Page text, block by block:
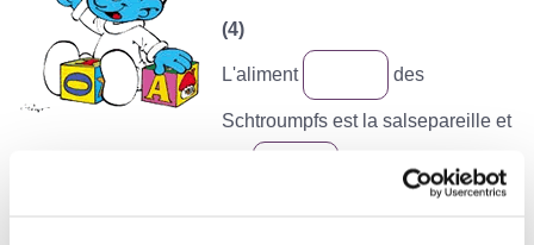
(4)
L'aliment des
Schtroumpfs est la salsepareille et
ayant l'apparence